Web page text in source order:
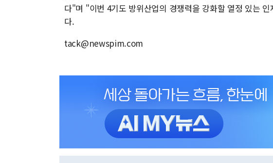
다"며 "이번 4기도 방위산업의 경쟁력을 강화할 열정 있는
다.
tack@newspim.com